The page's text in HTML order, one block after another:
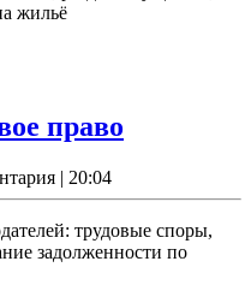
жильё
право
| 20:04
задолженности по